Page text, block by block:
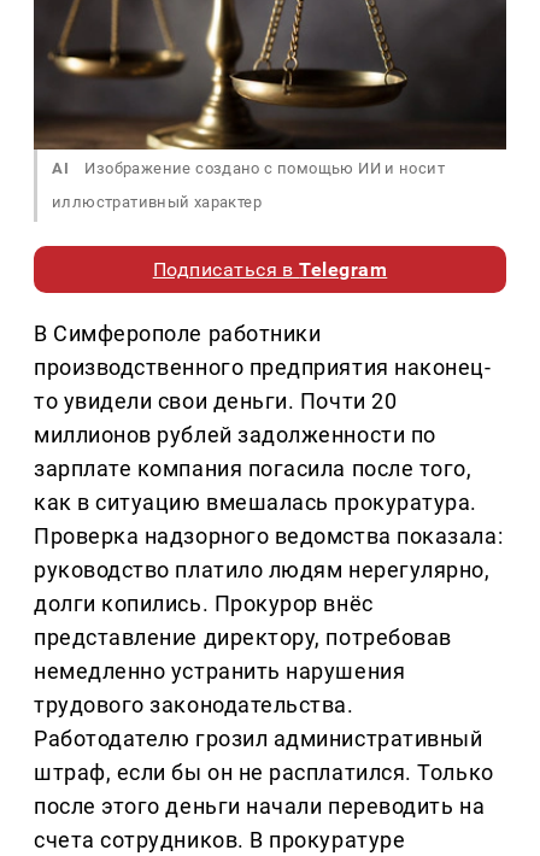
AI
Изображение создано с помощью ИИ и носит
иллюстративный характер
Подписаться вTelegram
В Симферополе работники
производственного предприятия наконец-
то увидели свои деньги. Почти 20
миллионов рублей задолженности по
зарплате компания погасила после того,
как в ситуацию вмешалась прокуратура.
Проверка надзорного ведомства показала:
руководство платило людям нерегулярно,
долги копились. Прокурор внёс
представление директору, потребовав
немедленно устранить нарушения
трудового законодательства.
Работодателю грозил административный
штраф, если бы он не расплатился. Только
после этого деньги начали переводить на
счета сотрудников. В прокуратуре